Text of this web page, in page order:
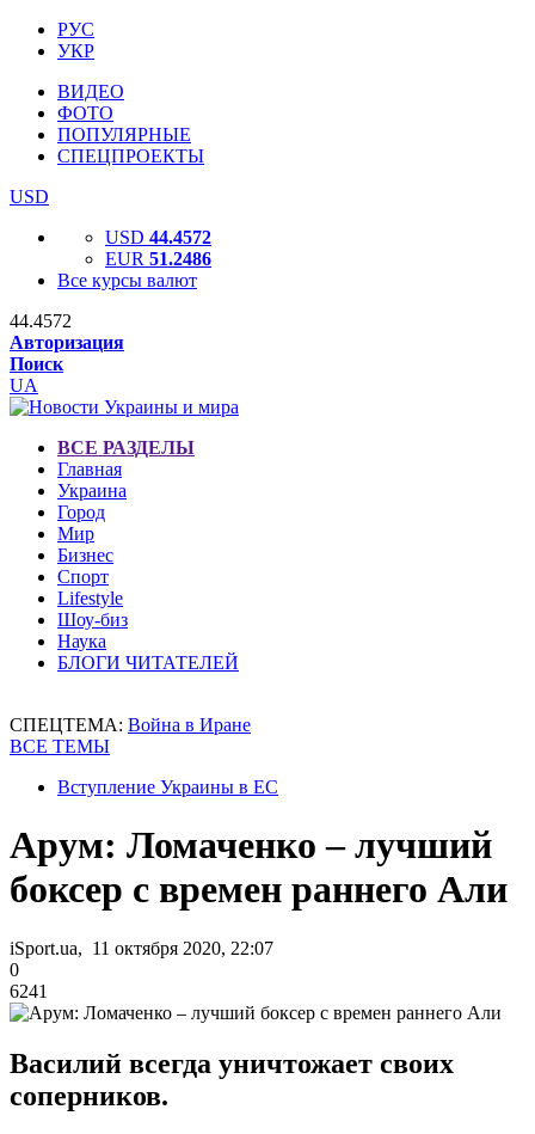
РУС
УКР
ВИДЕО
ФОТО
ПОПУЛЯРНЫЕ
СПЕЦПРОЕКТЫ
USD
USD 44.4572
EUR 51.2486
Все курсы валют
44.4572
Авторизация
Поиск
UA
ВСЕ РАЗДЕЛЫ
Главная
Украина
Город
Мир
Бизнес
Спорт
Lifestyle
Шоу-биз
Наука
БЛОГИ ЧИТАТЕЛЕЙ
СПЕЦТЕМА: Война в Иране
ВСЕ ТЕМЫ
Вступление Украины в ЕС
Арум: Ломаченко – лучший
боксер с времен раннего Али
iSport.ua, 11 октября 2020, 22:07
0
6241
Василий всегда уничтожает своих
соперников.